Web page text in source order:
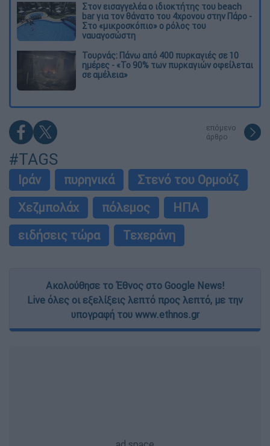
Στον εισαγγελέα ο ιδιοκτήτης του beach
bar για τον θάνατο του 4χρονου στην Πάρο -
Στο «μικροσκόπιο» ο ρόλος του
ναυαγοσώστη
Τουρνάς: Πάνω από 400 πυρκαγιές σε 10
ημέρες - «Το 90% των πυρκαγιών οφείλεται
σε αμέλεια»
επόμενο
άρθρο
#TAGS
Ιράν πυρηνικά
Στενό του Ορμούζ
Χεζμπολάχ
πόλεμος
ΗΠΑ
ειδήσεις τώρα
Τεχεράνη
Ακολούθησε το Έθνος στο Google News!
Live όλες οι εξελίξεις λεπτό προς λεπτό, με την
υπογραφή του www.ethnos.gr